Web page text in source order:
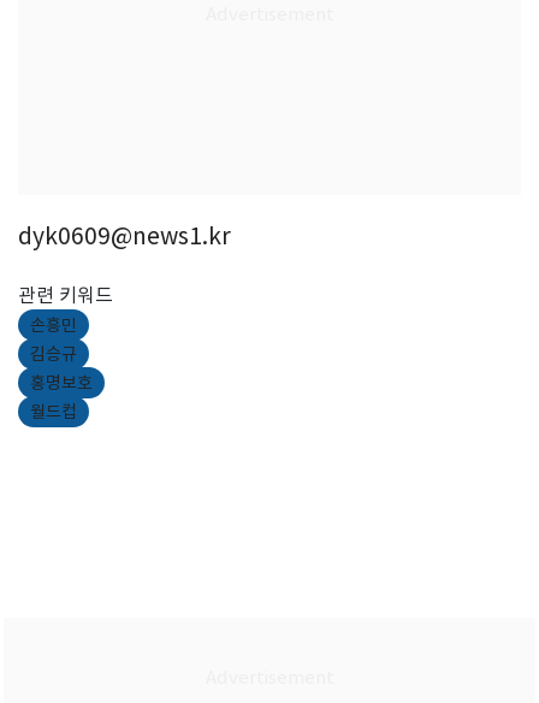
dyk0609@news1.kr
관련 키워드
손흥민
김승규
홍명보호
월드컵